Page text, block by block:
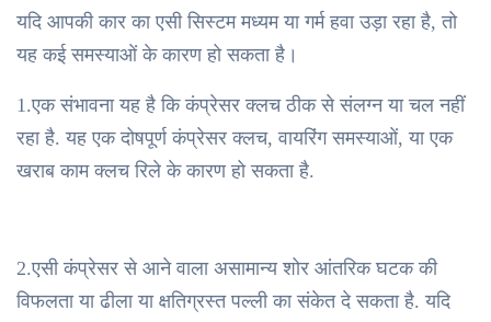
यदि आपकी कार का एसी सिस्टम मध्यम या गर्म हवा उड़ा रहा है, तो
यह कई समस्याओं के कारण हो सकता है।
1.एक संभावना यह है कि कंप्रेसर क्लच ठीक से संलग्न या चल नहीं
रहा है. यह एक दोषपूर्ण कंप्रेसर क्लच, वायरिंग समस्याओं, या एक
खराब काम क्लच रिले के कारण हो सकता है.
2.एसी कंप्रेसर से आने वाला असामान्य शोर आंतरिक घटक की
विफलता या ढीला या क्षतिग्रस्त पल्ली का संकेत दे सकता है. यदि